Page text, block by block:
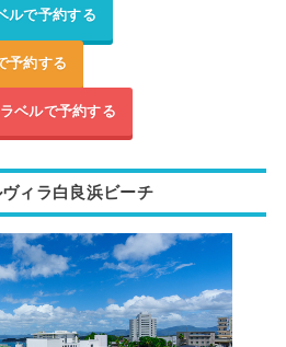
ルで予約する
予約する
ベルで予約する
ィラ白良浜ビーチ